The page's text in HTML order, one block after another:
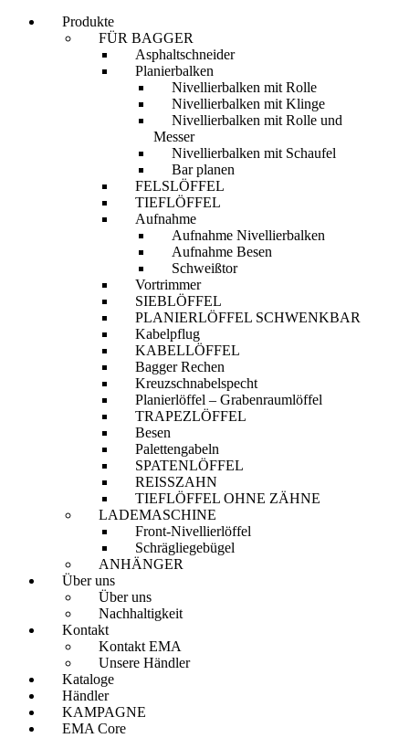
Produkte
FÜR BAGGER
Asphaltschneider
Planierbalken
Nivellierbalken mit Rolle
Nivellierbalken mit Klinge
Nivellierbalken mit Rolle und
Messer
Nivellierbalken mit Schaufel
Bar planen
FELSLÖFFEL
TIEFLÖFFEL
Aufnahme
Aufnahme Nivellierbalken
Aufnahme Besen
Schweißtor
Vortrimmer
SIEBLÖFFEL
PLANIERLÖFFEL SCHWENKBAR
Kabelpflug
KABELLÖFFEL
Bagger Rechen
Kreuzschnabelspecht
Planierlöffel – Grabenraumlöffel
TRAPEZLÖFFEL
Besen
Palettengabeln
SPATENLÖFFEL
REISSZAHN
TIEFLÖFFEL OHNE ZÄHNE
LADEMASCHINE
Front-Nivellierlöffel
Schrägliegebügel
ANHÄNGER
Über uns
Über uns
Nachhaltigkeit
Kontakt
Kontakt EMA
Unsere Händler
Kataloge
Händler
KAMPAGNE
EMA Core